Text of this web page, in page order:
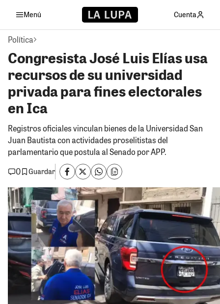
Menú Cuenta
Política
Congresista José Luis Elías usa
recursos de su universidad
privada para fines electorales
en Ica
Registros oficiales vinculan bienes de la Universidad San
Juan Bautista con actividades proselitistas del
parlamentario que postula al Senado por APP.
0
Guardar